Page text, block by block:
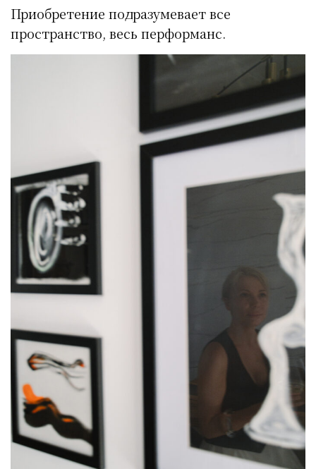
Приобретение подразумевает все
пространство, весь перформанс.